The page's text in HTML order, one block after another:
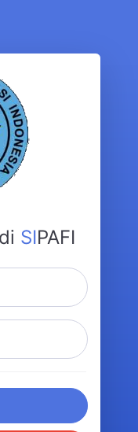
SIPAFI